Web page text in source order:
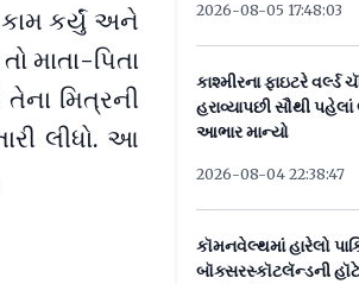
કામ કર્યું અને
માતા-પિતા
મિત્રની
લીધો. આ
2026-08-05 17:48:03
કાશ્મીરના ફાઇટરે વર્લ્ડ
હરાવ્યાપછી સૌથી પહેલાં
આભાર માન્યો
2026-08-04 22:38:47
કૉમનવેલ્થમાં હારેલો
બૉક્સરસ્કૉટલૅન્ડની